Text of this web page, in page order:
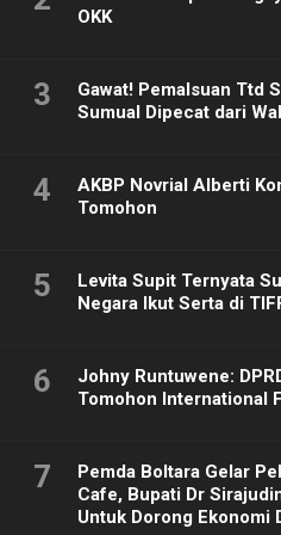
OKK
3
Gawat! Pemalsuan Ttd
Sumual Dipecat dari
4
AKBP Novrial Alberti
Tomohon
5
Levita Supit Ternyata
Negara Ikut Serta di
6
Johny Runtuwene:
Tomohon International
7
Pemda Boltara Gelar
Cafe, Bupati Dr
Untuk Dorong Ekonomi